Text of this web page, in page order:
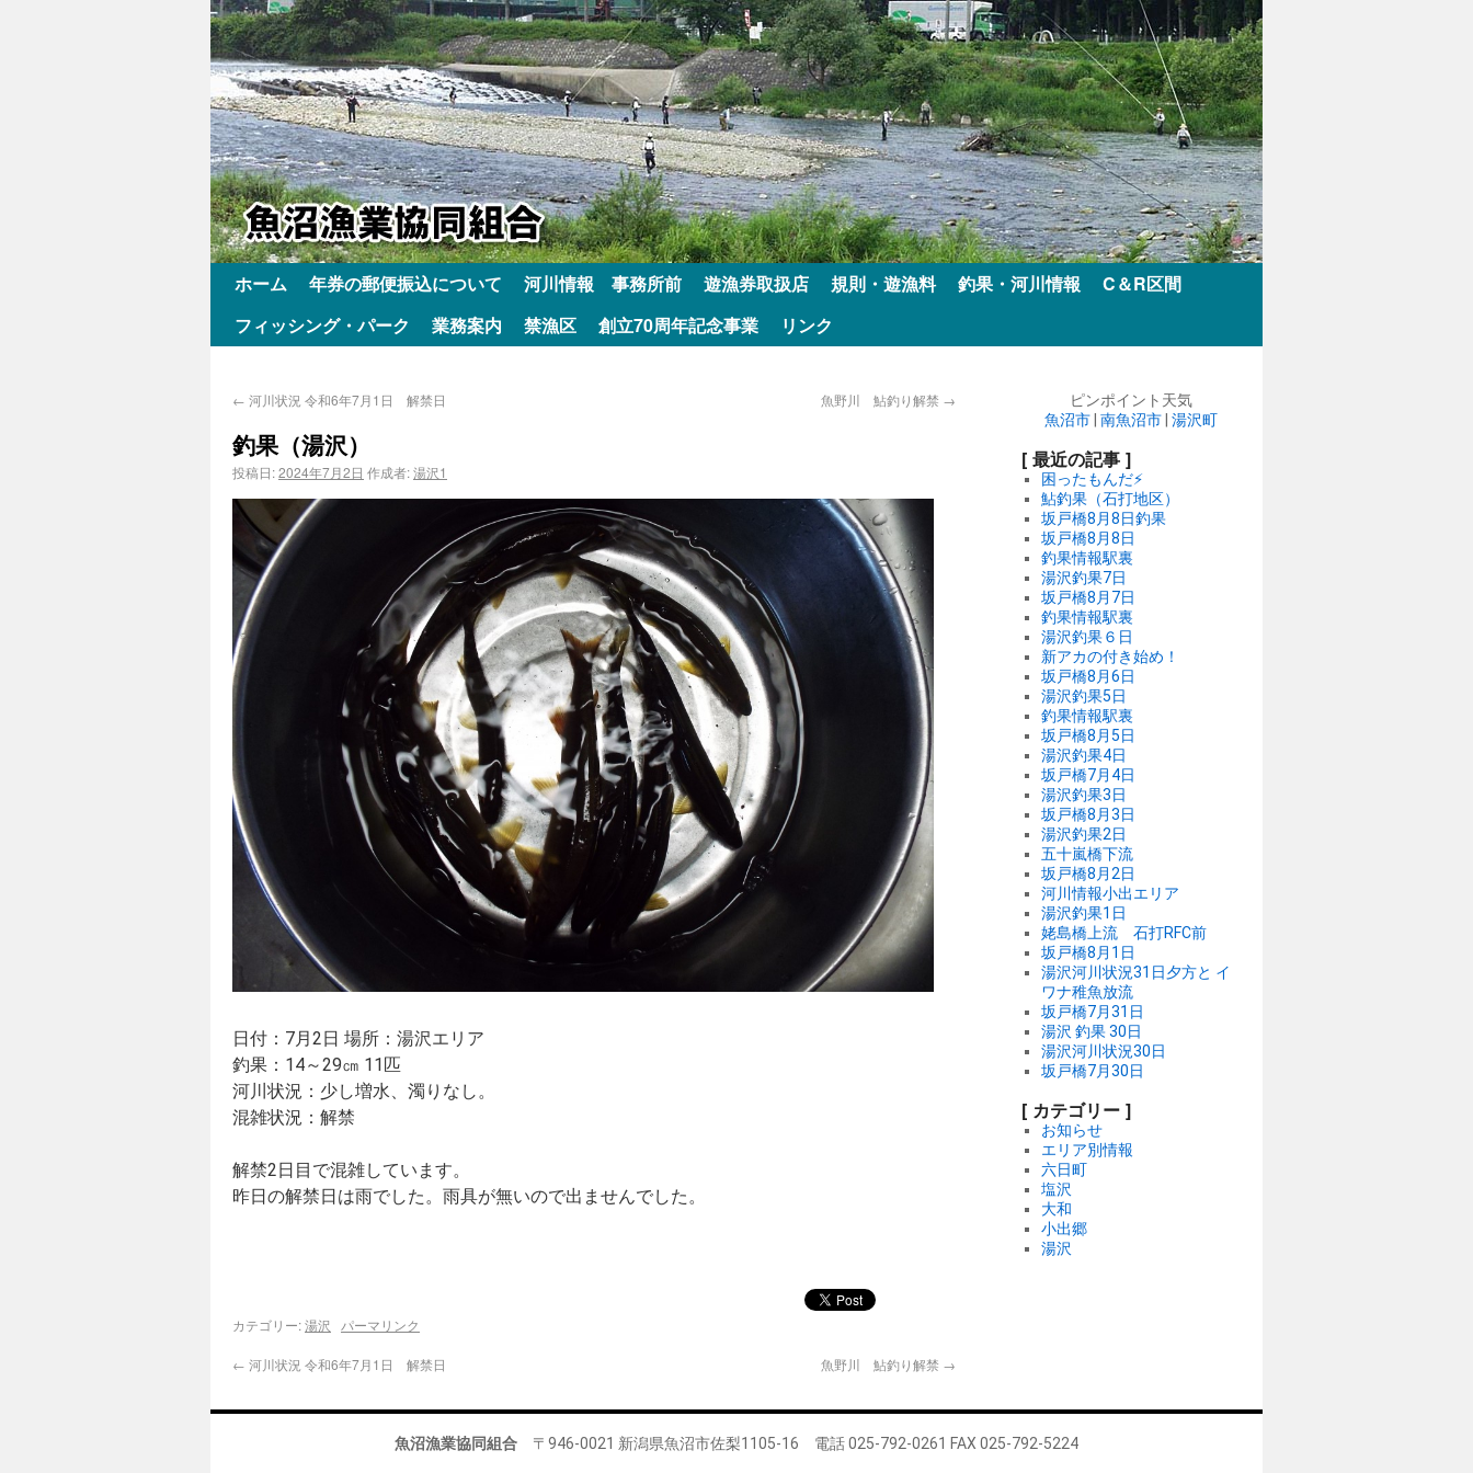
ホーム 年券の郵便振込について 河川情報 事務所前 遊漁券取扱店 規則・遊漁料 釣果・河川情報
C＆R区間
フィッシング・パーク
業務案内 禁漁区 創立70周年記念事業 リンク
← 河川状況 令和6年7月1日 解禁日 魚野川 鮎釣り解禁 →
釣果（湯沢）
投稿日:2024年7月2日 作成者:湯沢1
日付：7月2日 場所：湯沢エリア
釣果：14～29㎝ 11匹
河川状況：少し増水、濁りなし。
混雑状況：解禁
解禁2日目で混雑しています。
昨日の解禁日は雨でした。雨具が無いので出ませんでした。
カテゴリー:湯沢 パーマリンク
← 河川状況 令和6年7月1日 解禁日 魚野川 鮎釣り解禁 →
ピンポイント天気
魚沼市 南魚沼市 湯沢町
[ 最近の記事 ]
困ったもんだ⚡️
鮎釣果（石打地区）
坂戸橋8月8日釣果
坂戸橋8月8日
釣果情報駅裏
湯沢釣果7日
坂戸橋8月7日
釣果情報駅裏
湯沢釣果６日
新アカの付き始め！
坂戸橋8月6日
湯沢釣果5日
釣果情報駅裏
坂戸橋8月5日
湯沢釣果4日
坂戸橋7月4日
湯沢釣果3日
坂戸橋8月3日
湯沢釣果2日
五十嵐橋下流
坂戸橋8月2日
河川情報小出エリア
湯沢釣果1日
姥島橋上流 石打RFC前
坂戸橋8月1日
湯沢河川状況31日夕方と イ
ワナ稚魚放流
坂戸橋7月31日
湯沢 釣果 30日
湯沢河川状況30日
坂戸橋7月30日
[ カテゴリー ]
お知らせ
エリア別情報
六日町
塩沢
大和
小出郷
湯沢
魚沼漁業協同組合 〒946-0021 新潟県魚沼市佐梨1105-16 電話 025-792-0261 FAX 025-792-5224